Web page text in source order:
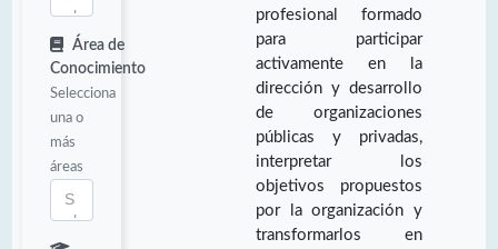
Área de
Conocimiento
Selecciona
una o
más
áreas
profesional formado
para participar
activamente en la
dirección y desarrollo
de organizaciones
públicas y privadas,
interpretar los
objetivos propuestos
por la organización y
transformarlos en